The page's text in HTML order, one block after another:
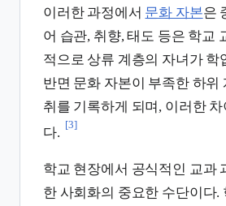
이러한 과정에서 문화 자본은
어 습관, 취향, 태도 등은 학교
적으로 상류 계층의 자녀가
반면 문화 자본이 부족한 하
취를 기록하게 되며, 이러한
다.
[3]
학교 현장에서 공식적인 교과
한 사회화의 중요한 수단이다.